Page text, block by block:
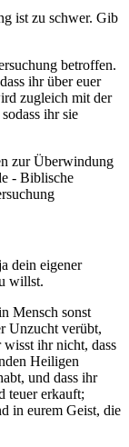
ist zu schwer. Gib
betroffen.
ihr über euer
zugleich mit der
ihr sie
zur Überwindung
- Biblische
dein eigener
willst.
Mensch sonst
Unzucht verübt,
ihr nicht, dass
Heiligen
und dass ihr
teuer erkauft;
in eurem Geist, die